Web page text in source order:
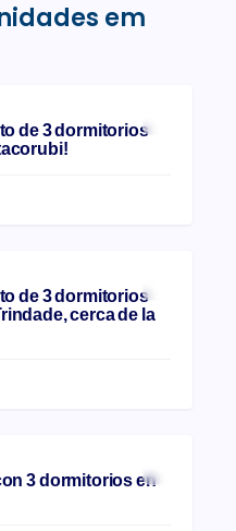
em
de 3 dormitorios
de 3 dormitorios
cerca de la
3 dormitorios en